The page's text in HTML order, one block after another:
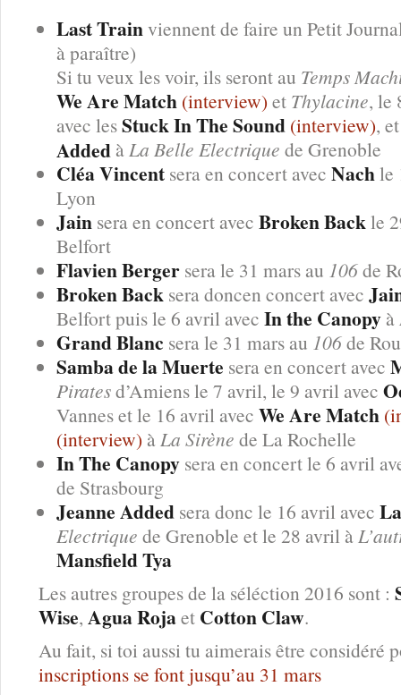
Last Trainviennent de faire un Petit
à paraître)
Si tu veux les voir, ils seront au Temps
We Are Match (interview) et Thylacine, le
avec lesStuck In The Sound (interview),
Added àLa Belle Electrique de Grenoble
Cléa Vincent sera en concert avec Nachle
Lyon
Jain sera en concert avec Broken Backle
Belfort
Flavien Berger sera le 31 mars au 106de
Broken Back sera doncen concert avec
Belfort puis le 6 avril avec In the Canopy à
Grand Blanc sera le 31 mars au 106de
Samba de la Muerte sera en concert avec
Piratesd’Amiens le 7 avril, le 9 avril avec
Vannes et le 16 avril avec We Are Match
(interview) àLa Sirène de La Rochelle
In The Canopy sera en concert le 6 avril
de Strasbourg
Jeanne Added sera donc le 16 avril avec
Electrique de Grenoble et le 28 avril à
Mansfield Tya
Les autres groupes de la séléction 2016 sont :
Wise, Agua Rojaet Cotton Claw.
Au fait, si toi aussi tu aimerais être considéré
inscriptions se font jusqu’au 31 mars